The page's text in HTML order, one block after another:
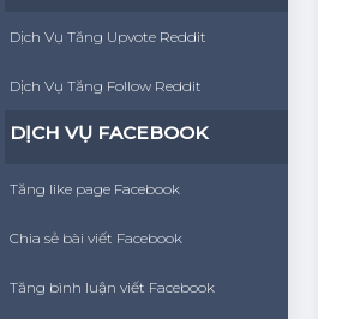
Dịch Vụ Tăng Upvote Reddit
Dịch Vụ Tăng Follow Reddit
DỊCH VỤ FACEBOOK
Tăng like page Facebook
Chia sẻ bài viết Facebook
Tăng bình luận viết Facebook